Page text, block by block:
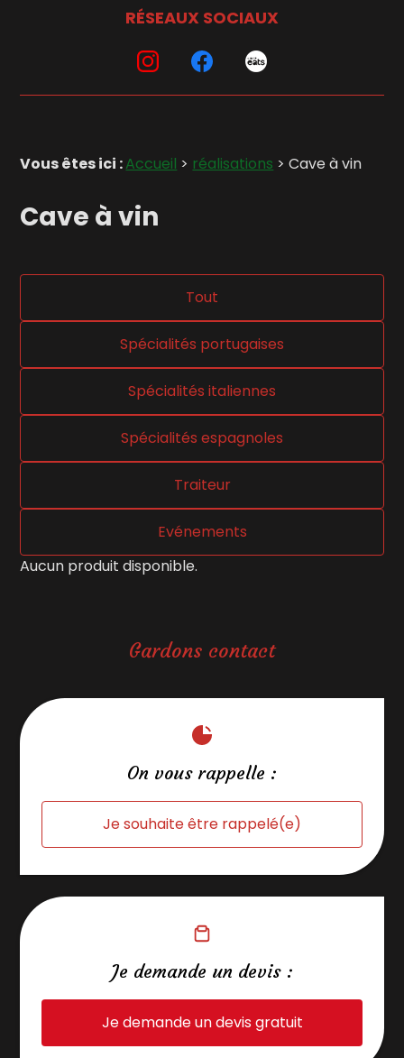
RÉSEAUX SOCIAUX
Vous êtes ici :Accueil > réalisations >Cave à vin
Cave à vin
Tout
Spécialités portugaises
Spécialités italiennes
Spécialités espagnoles
Traiteur
Evénements
Aucun produit disponible.
Gardons contact
On vous rappelle :
Je souhaite être rappelé(e)
Je demande un devis :
Je demande un devis gratuit